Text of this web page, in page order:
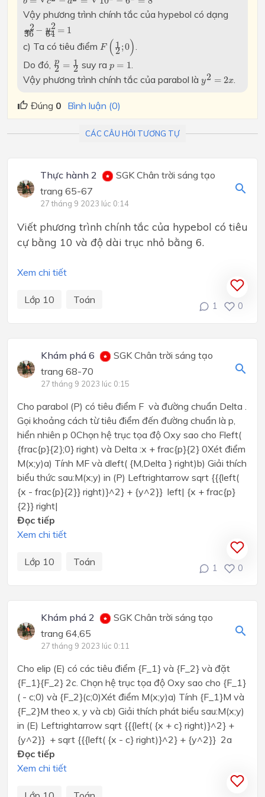
Vậy phương trình chính tắc của hypebol có dạng
x2
36 − y2
64 = 1
236 −y 64
c) Ta có tiêu điểm F ( 1
2;0)
1 2 )
.
Do đó,
p
2 = 1
2
p2 12 suy ra p = 1
p
Vậy phương trình chính tắc của parabol là y2 = 2x
2
.
Đúng 0 Bình luận (0)
CÁC CÂU HỎI TƯƠNG TỰ
Thực hành 2
SGK Chân trời sáng tạo
trang 65-67
27 tháng 9 2023 lúc 0:14
Viết phương trình chính tắc của hypebol có tiêu
cự bằng 10 và độ dài trục nhỏ bằng 6.
Xem chi tiết
Lớp 10 Toán
1 0
Khám phá 6
SGK Chân trời sáng tạo
trang 68-70
27 tháng 9 2023 lúc 0:15
Cho parabol (P) có tiêu điểm F và đường chuẩn Delta .
Gọi khoảng cách từ tiêu điểm đến đường chuẩn là p,
hiển nhiên p 0Chọn hệ trục tọa độ Oxy sao cho Fleft(
{frac{p}{2};0} right) và Delta :x + frac{p}{2} 0Xét điểm
M(x;y)a) Tính MF và dleft( {M,Delta } right)b) Giải thích
biểu thức sau:M(x;y) in (P) Leftrightarrow sqrt {{{left(
{x - frac{p}{2}} right)}^2} + {y^2}} left| {x + frac{p}
{2}} right|
Đọc tiếp
Xem chi tiết
Lớp 10 Toán
1 0
Khám phá 2
SGK Chân trời sáng tạo
trang 64,65
27 tháng 9 2023 lúc 0:11
Cho elip (E) có các tiêu điểm {F_1} và {F_2} và đặt
{F_1}{F_2} 2c. Chọn hệ trục tọa độ Oxy sao cho {F_1}
( - c;0) và {F_2}(c;0)Xét điểm M(x;y)a) Tính {F_1}M và
{F_2}M theo x, y và cb) Giải thích phát biểu sau:M(x;y)
in (E) Leftrightarrow sqrt {{{left( {x + c} right)}^2} +
{y^2}} + sqrt {{{left( {x - c} right)}^2} + {y^2}} 2a
Đọc tiếp
Xem chi tiết